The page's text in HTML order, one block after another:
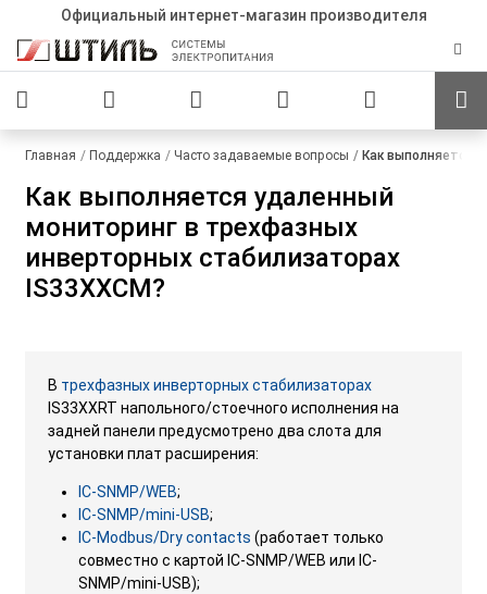
Официальный интернет-магазин производителя
Главная Поддержка Часто задаваемые вопросы Как выполняется
Как выполняется удаленный
мониторинг в трехфазных
инверторных стабилизаторах
IS33XXCM?
В трехфазных инверторных стабилизаторах
IS33XXRT напольного/стоечного исполнения на
задней панели предусмотрено два слота для
установки плат расширения:
IC-SNMP/WEB;
IC-SNMP/mini-USB;
IC-Modbus/Dry contacts (работает только
совместно с картой IC-SNMP/WEB или IC-
SNMP/mini-USB);